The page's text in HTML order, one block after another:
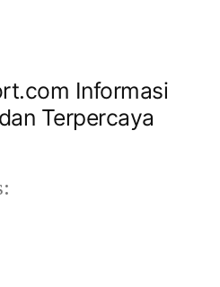
Informasi
Terpercaya